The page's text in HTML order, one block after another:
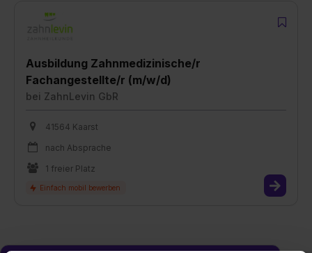
Ausbildung Zahnmedizinische/r
Fachangestellte/r (m/w/d)
bei ZahnLevin GbR
41564 Kaarst
nach Absprache
1 freier Platz